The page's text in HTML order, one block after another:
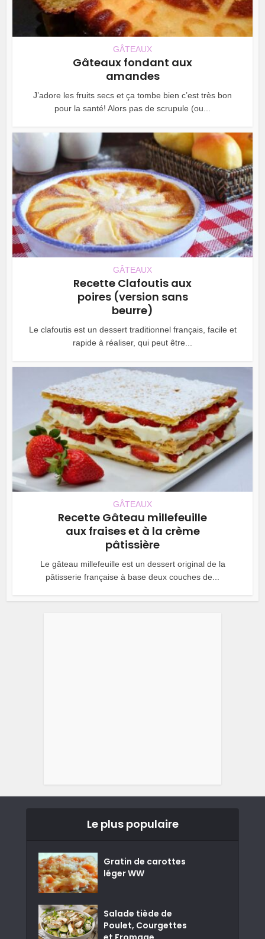
GÂTEAUX
Gâteaux fondant aux
amandes
J’adore les fruits secs et ça tombe bien c’est très bon
pour la santé! Alors pas de scrupule (ou...
GÂTEAUX
Recette Clafoutis aux
poires (version sans
beurre)
Le clafoutis est un dessert traditionnel français, facile et
rapide à réaliser, qui peut être...
GÂTEAUX
Recette Gâteau millefeuille
aux fraises et à la crème
pâtissière
Le gâteau millefeuille est un dessert original de la
pâtisserie française à base deux couches de...
Le plus populaire
Gratin de carottes
léger WW
Salade tiède de
Poulet, Courgettes